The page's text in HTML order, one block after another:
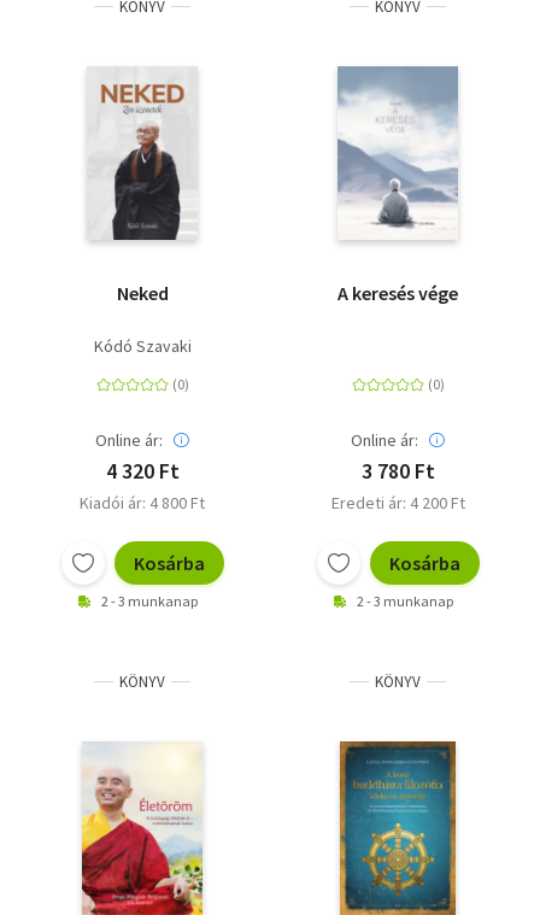
KÖNYV
Neked
Kódó Szavaki
Online ár:
4 320 Ft
Kiadói ár: 4 800 Ft
Kosárba
2 - 3 munkanap
KÖNYV
A keresés vége
Online ár:
3 780 Ft
Eredeti ár: 4 200 Ft
Kosárba
2 - 3 munkanap
KÖNYV KÖNYV